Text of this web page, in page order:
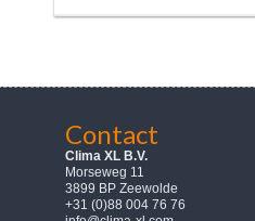
Contact
Clima XL B.V.
Morseweg 11
3899 BP Zeewolde
+31 (0)88 004 76 76